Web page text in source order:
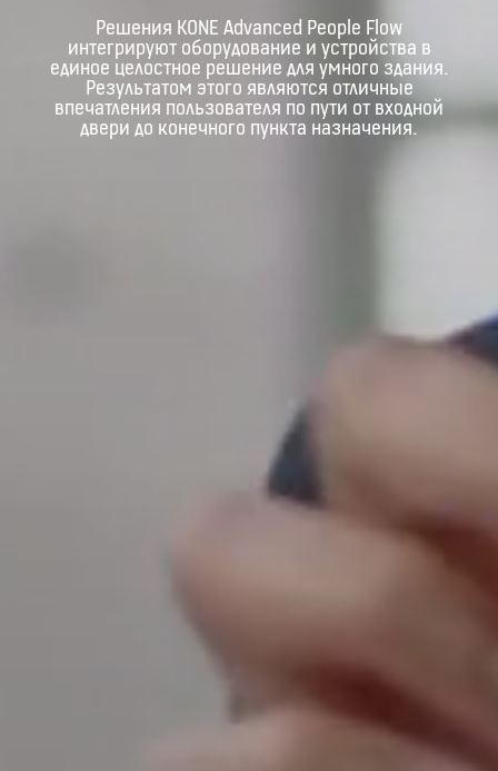
Решения KONE Advanced People Flow
интегрируют оборудование и устройства в
единое целостное решение для умного здания.
Результатом этого являются отличные
впечатления пользователя по пути от входной
двери до конечного пункта назначения.